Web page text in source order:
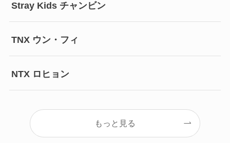
Stray Kids チャンビン
TNX ウン・フィ
NTX ロヒョン
もっと見る